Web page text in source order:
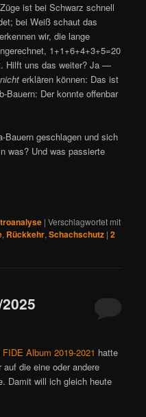
ist bei Schwarz schnell
bei Weiß schaut das
wir, die lange
1+1+6+4+3+5=20
Hilft uns das weiter? Ja —
nicht erklären können: Das ist
Bauern: Der konnte offenbar
Bauern geschlagen und sich
was? Und was passierte
|Verschlagwortet mit
, Rückkehr,Schachschutz |2
FIDE Album 2019-2021 hatte
die eine oder andere
Damit will ich gleich heute